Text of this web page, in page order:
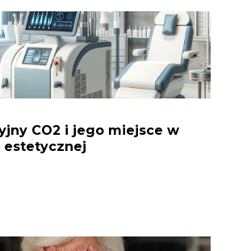
CO2 i jego miejsce w
estetycznej